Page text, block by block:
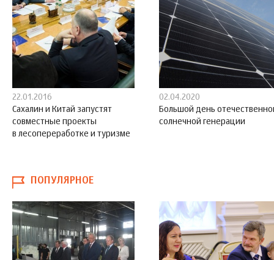
22.01.2016
Сахалин и Китай запустят
совместные проекты
в лесопереработке и туризме
02.04.2020
Большой день
солнечной генерации
ПОПУЛЯРНОЕ